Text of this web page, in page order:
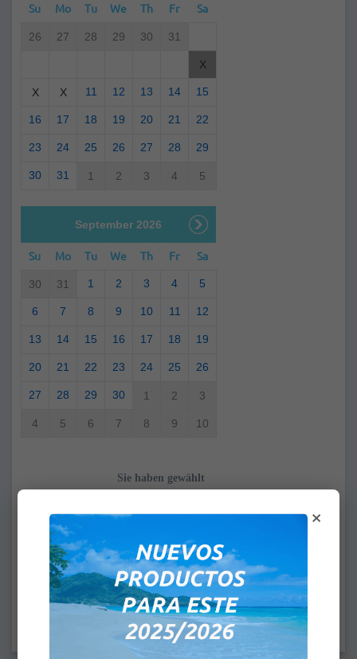
Su Mo Tu We Th Fr Sa
26 27 28 29 30 31
X
X X 11 12 13 14 15
16 17 18 19 20 21 22
23 24 25 26 27 28 29
30 31 1 2 3 4 5
September 2026
Su Mo Tu We Th Fr Sa
30 31 1 2 3 4 5
6 7 8 9 10 11 12
13 14 15 16 17 18 19
20 21 22 23 24 25 26
27 28 29 30 1 2 3
4 5 6 7 8 9 10
Sie haben gewählt
An:
ANKUNFTSZEIT: 4:00PM
ABFAHRTSZEIT: 12:00PM
×